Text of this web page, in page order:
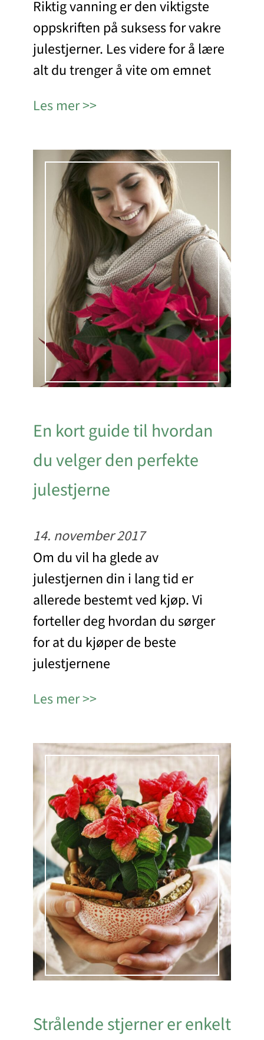
Riktig vanning er den viktigste
oppskriften på suksess for vakre
julestjerner. Les videre for å lære
alt du trenger å vite om emnet
Les mer
En kort guide til hvordan
du velger den perfekte
julestjerne
14. november 2017
Om du vil ha glede av
julestjernen din i lang tid er
allerede bestemt ved kjøp. Vi
forteller deg hvordan du sørger
for at du kjøper de beste
julestjernene
Les mer
Strålende stjerner er enkelt